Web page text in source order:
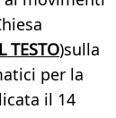
TESTO)sulla
per la
il 14